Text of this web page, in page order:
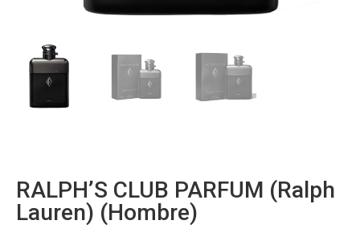
RALPH’S CLUB PARFUM (Ralph
Lauren) (Hombre)